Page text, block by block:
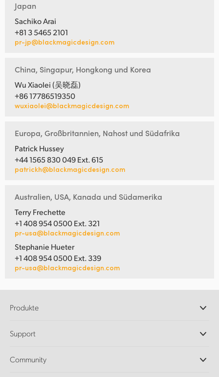
Japan
Sachiko Arai
+81 3 5465 2101
pr-jp@blackmagicdesign.com
China, Singapur, Hongkong und Korea
Wu Xiaolei (吴晓磊)
+86 17786519350
wuxiaolei@blackmagicdesign.com
Europa, Großbritannien, Nahost und Südafrika
Patrick Hussey
+44 1565 830 049 Ext. 615
patrickh@blackmagicdesign.com
Australien, USA, Kanada und Südamerika
Terry Frechette
+1 408 954 0500 Ext. 321
pr-usa@blackmagicdesign.com
Stephanie Hueter
+1 408 954 0500 Ext. 339
pr-usa@blackmagicdesign.com
Produkte
DaVinci Resolve und Fusion Software
Ultimatte
Support
Support-Center
Community